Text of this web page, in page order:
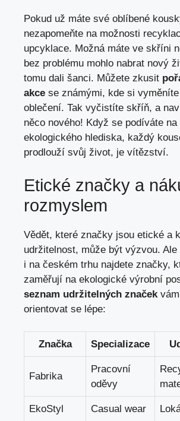
Pokud už máte své oblíbené
nezapomeňte na možnosti
upcyklace. Možná máte ve skříni
bez problému mohlo nabrat nový
tomu dali šanci. Můžete zkusit
akce se známými, kde si
oblečení. Tak vyčistíte skříň, a
něco nového! Když se podíváte na
ekologického hlediska, každý
prodlouží svůj život, je vítězství.
Etické značky a
rozmyslem
Vědět, které značky jsou etické a
udržitelnost, může být výzvou. Ale
i na českém trhu najdete značky,
zaměřují na ekologické výrobní
seznam udržitelných značek
orientovat se lépe:
Značka Specializace
Fabrika
Pracovní
oděvy
EkoStyl Casual wear